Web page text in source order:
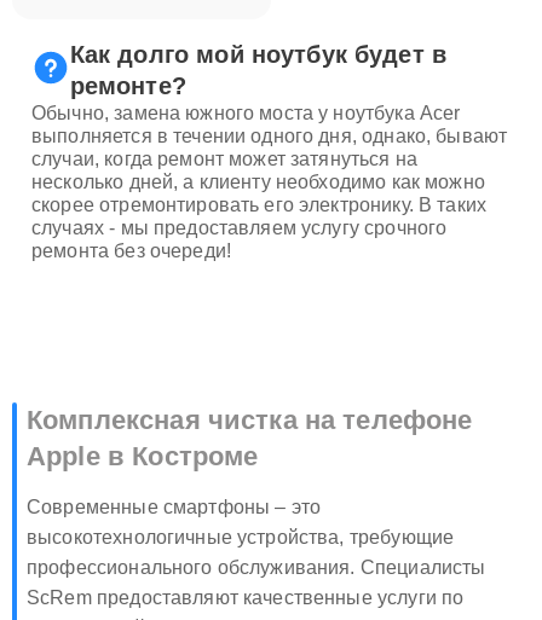
Как долго мой ноутбук будет в
ремонте?
Обычно, замена южного моста у ноутбука Acer
выполняется в течении одного дня, однако, бывают
случаи, когда ремонт может затянуться на
несколько дней, а клиенту необходимо как можно
скорее отремонтировать его электронику. В таких
случаях - мы предоставляем услугу срочного
ремонта без очереди!
Комплексная чистка на телефоне
Apple в Костроме
Современные смартфоны – это
высокотехнологичные устройства, требующие
профессионального обслуживания. Специалисты
ScRem предоставляют качественные услуги по